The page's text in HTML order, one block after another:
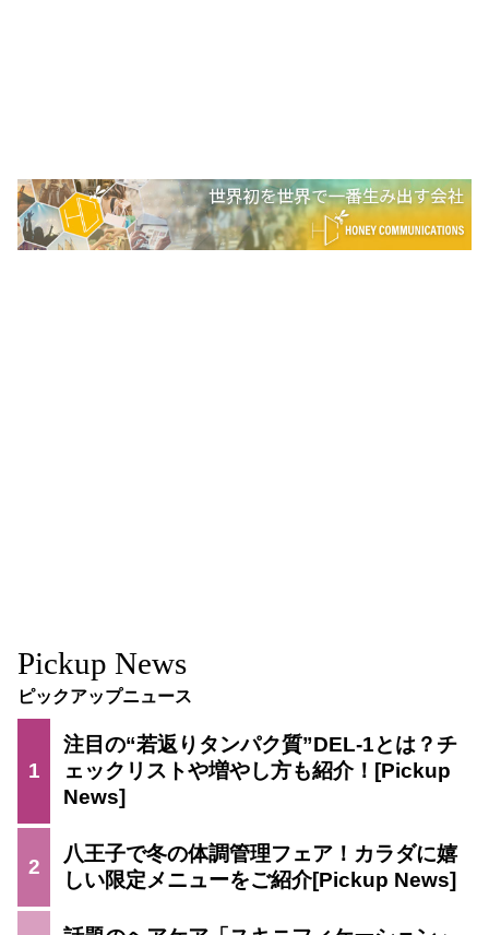
Pickup News
ピックアップニュース
1
注目の“若返りタンパク質”DEL-1とは？チ
ェックリストや増やし方も紹介！
2
八王子で冬の体調管理フェア！カラダに嬉
しい限定メニューをご紹介